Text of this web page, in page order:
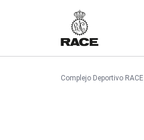
Complejo Deportivo RACE